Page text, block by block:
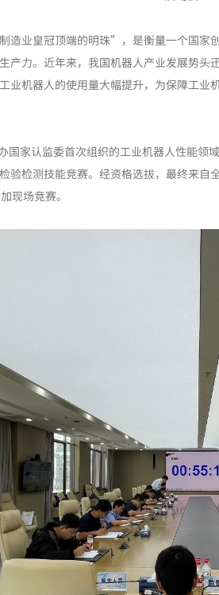
造业皇冠顶端的明珠”，是衡量一个国家
产力。近年来，我国机器人产业发展势头
业机器人的使用量大幅提升，为保障工
国家认监委首次组织的工业机器人性能
验检测技能竞赛。经资格选拔，最终来自
现场竞赛。